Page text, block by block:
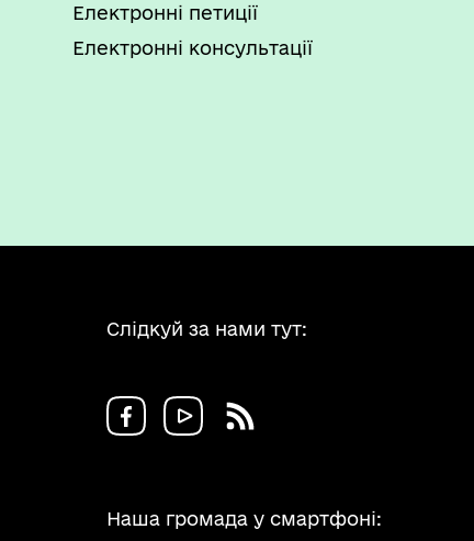
Електронні петиції
Електронні консультації
Слідкуй за нами тут:
Наша громада у смартфоні: